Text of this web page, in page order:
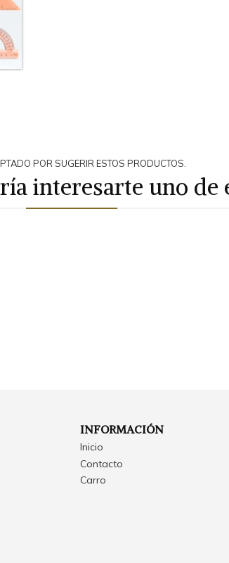
POR SUGERIR ESTOS PRODUCTOS.
interesarte uno de
INFORMACIÓN
Inicio
Contacto
Carro